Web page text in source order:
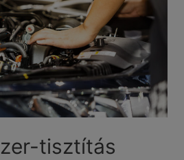
tisztítás